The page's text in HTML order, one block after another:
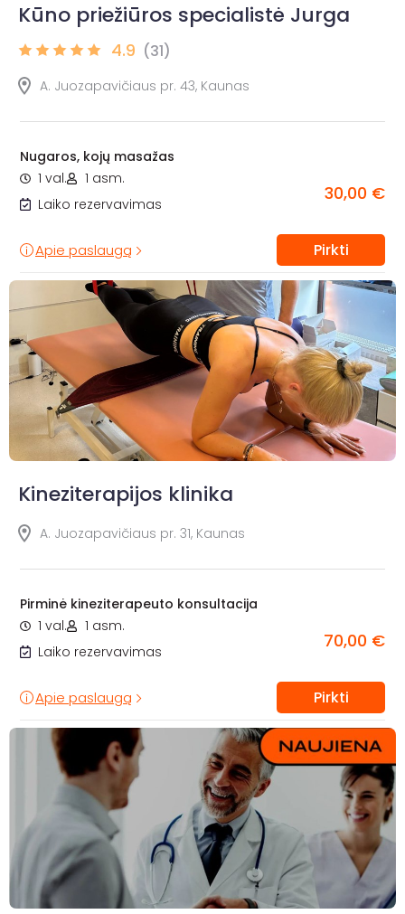
Kūno priežiūros specialistė Jurga
4.9 (31)
A. Juozapavičiaus pr. 43, Kaunas
Nugaros, kojų masažas
1 val.
1 asm.
Laiko rezervavimas
30,00 €
Apie paslaugą Pirkti
Kineziterapijos klinika
A. Juozapavičiaus pr. 31, Kaunas
Pirminė kineziterapeuto konsultacija
1 val.
1 asm.
Laiko rezervavimas
70,00 €
Apie paslaugą Pirkti